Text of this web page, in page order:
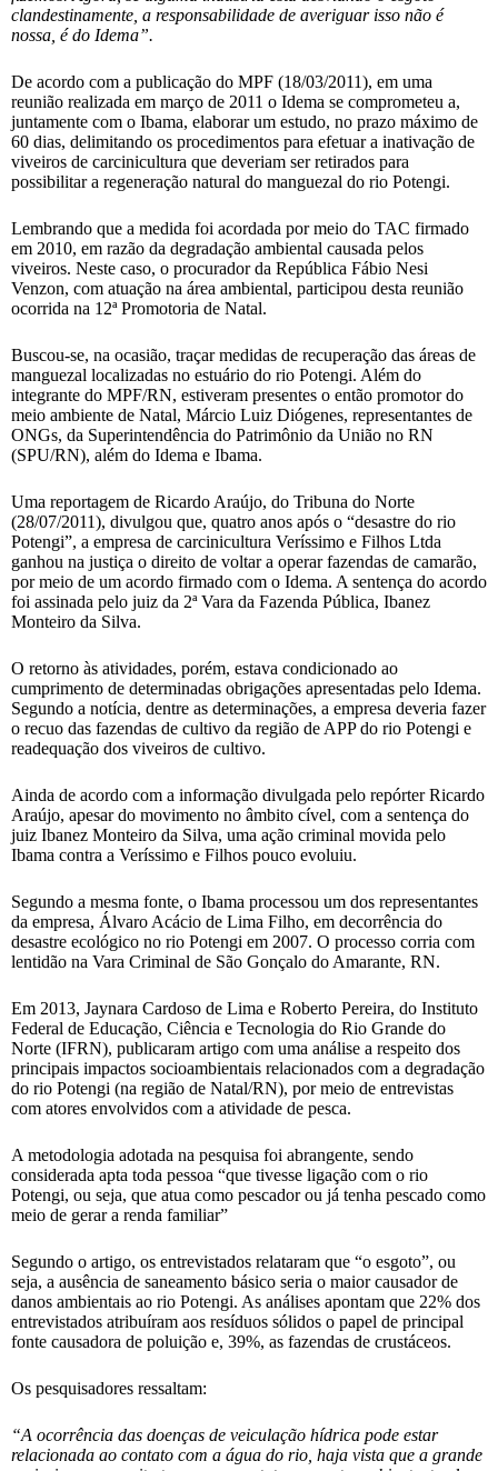
clandestinamente, a responsabilidade de averiguar isso não é
nossa, é do Idema”.
De acordo com a publicação do MPF (18/03/2011), em uma
reunião realizada em março de 2011 o Idema se comprometeu a,
juntamente com o Ibama, elaborar um estudo, no prazo máximo de
60 dias, delimitando os procedimentos para efetuar a inativação de
viveiros de carcinicultura que deveriam ser retirados para
possibilitar a regeneração natural do manguezal do rio Potengi.
Lembrando que a medida foi acordada por meio do TAC firmado
em 2010, em razão da degradação ambiental causada pelos
viveiros. Neste caso, o procurador da República Fábio Nesi
Venzon, com atuação na área ambiental, participou desta reunião
ocorrida na 12ª Promotoria de Natal.
Buscou-se, na ocasião, traçar medidas de recuperação das áreas de
manguezal localizadas no estuário do rio Potengi. Além do
integrante do MPF/RN, estiveram presentes o então promotor do
meio ambiente de Natal, Márcio Luiz Diógenes, representantes de
ONGs, da Superintendência do Patrimônio da União no RN
(SPU/RN), além do Idema e Ibama.
Uma reportagem de Ricardo Araújo, do Tribuna do Norte
(28/07/2011), divulgou que, quatro anos após o “desastre do rio
Potengi”, a empresa de carcinicultura Veríssimo e Filhos Ltda
ganhou na justiça o direito de voltar a operar fazendas de camarão,
por meio de um acordo firmado com o Idema. A sentença do acordo
foi assinada pelo juiz da 2ª Vara da Fazenda Pública, Ibanez
Monteiro da Silva.
O retorno às atividades, porém, estava condicionado ao
cumprimento de determinadas obrigações apresentadas pelo Idema.
Segundo a notícia, dentre as determinações, a empresa deveria fazer
o recuo das fazendas de cultivo da região de APP do rio Potengi e
readequação dos viveiros de cultivo.
Ainda de acordo com a informação divulgada pelo repórter Ricardo
Araújo, apesar do movimento no âmbito cível, com a sentença do
juiz Ibanez Monteiro da Silva, uma ação criminal movida pelo
Ibama contra a Veríssimo e Filhos pouco evoluiu.
Segundo a mesma fonte, o Ibama processou um dos representantes
da empresa, Álvaro Acácio de Lima Filho, em decorrência do
desastre ecológico no rio Potengi em 2007. O processo corria com
lentidão na Vara Criminal de São Gonçalo do Amarante, RN.
Em 2013, Jaynara Cardoso de Lima e Roberto Pereira, do Instituto
Federal de Educação, Ciência e Tecnologia do Rio Grande do
Norte (IFRN), publicaram artigo com uma análise a respeito dos
principais impactos socioambientais relacionados com a degradação
do rio Potengi (na região de Natal/RN), por meio de entrevistas
com atores envolvidos com a atividade de pesca.
A metodologia adotada na pesquisa foi abrangente, sendo
considerada apta toda pessoa “que tivesse ligação com o rio
Potengi, ou seja, que atua como pescador ou já tenha pescado como
meio de gerar a renda familiar”
Segundo o artigo, os entrevistados relataram que “o esgoto”, ou
seja, a ausência de saneamento básico seria o maior causador de
danos ambientais ao rio Potengi. As análises apontam que 22% dos
entrevistados atribuíram aos resíduos sólidos o papel de principal
fonte causadora de poluição e, 39%, as fazendas de crustáceos.
Os pesquisadores ressaltam:
“A ocorrência das doenças de veiculação hídrica pode estar
relacionada ao contato com a água do rio, haja vista que a grande